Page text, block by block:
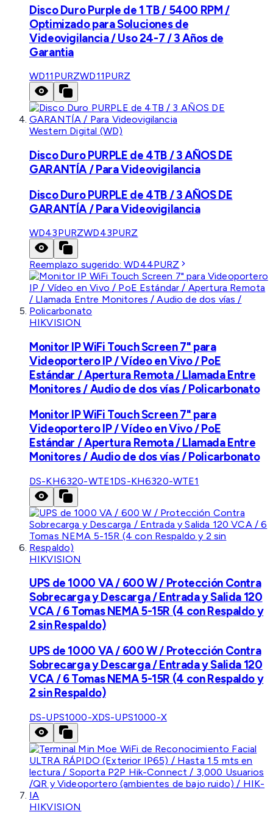
Disco Duro Purple de 1 TB / 5400 RPM /
Optimizado para Soluciones de
Videovigilancia / Uso 24-7 / 3 Años de
Garantia
WD11PURZWD11PURZ
Western Digital (WD)
Disco Duro PURPLE de 4TB / 3 AÑOS DE
GARANTÍA / Para Videovigilancia
Disco Duro PURPLE de 4TB / 3 AÑOS DE
GARANTÍA / Para Videovigilancia
WD43PURZWD43PURZ
Reemplazo sugerido:WD44PURZ
HIKVISION
Monitor IP WiFi Touch Screen 7" para
Videoportero IP / Vídeo en Vivo / PoE
Estándar / Apertura Remota / Llamada Entre
Monitores / Audio de dos vías / Policarbonato
Monitor IP WiFi Touch Screen 7" para
Videoportero IP / Vídeo en Vivo / PoE
Estándar / Apertura Remota / Llamada Entre
Monitores / Audio de dos vías / Policarbonato
DS-KH6320-WTE1DS-KH6320-WTE1
HIKVISION
UPS de 1000 VA / 600 W / Protección Contra
Sobrecarga y Descarga / Entrada y Salida 120
VCA / 6 Tomas NEMA 5-15R (4 con Respaldo y
2 sin Respaldo)
UPS de 1000 VA / 600 W / Protección Contra
Sobrecarga y Descarga / Entrada y Salida 120
VCA / 6 Tomas NEMA 5-15R (4 con Respaldo y
2 sin Respaldo)
DS-UPS1000-XDS-UPS1000-X
HIKVISION